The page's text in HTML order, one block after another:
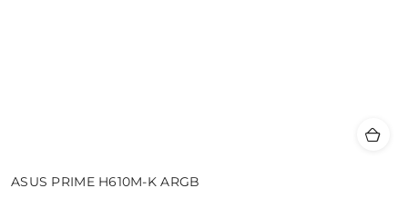
ASUS PRIME H610M-K ARGB